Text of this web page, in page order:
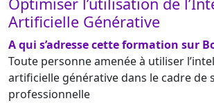
Optimiser l’utilisation de
Artificielle Générative
A qui s’adresse cette formation sur
Toute personne amenée à utiliser
artificielle générative dans le cadre de
professionnelle